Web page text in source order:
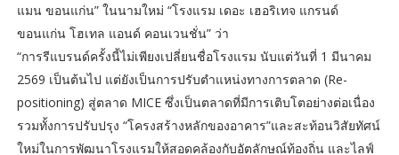
แมน ขอนแก่น” ในนามใหม่ “โรงแรม เดอะ เฮอริเทจ แกรนด์
ขอนแก่น โฮเทล แอนด์ คอนเวนชั่น” ว่า
“การรีแบรนด์ครั้งนี้ไม่เพียงเปลี่ยนชื่อโรงแรม นับแต่วันที่ 1 มีนาคม
2569 เป็นต้นไป แต่ยังเป็นการปรับตำแหน่งทางการตลาด (Re-
positioning) สู่ตลาด MICE ซึ่งเป็นตลาดที่มีการเติบโตอย่างต่อเนื่อง
รวมทั้งการปรับปรุง “โครงสร้างหลักของอาคาร”และสะท้อนวิสัยทัศน์
ใหม่ในการพัฒนาโรงแรมให้สอดคล้องกับอัตลักษณ์ท้องถิ่น และไลฟ์